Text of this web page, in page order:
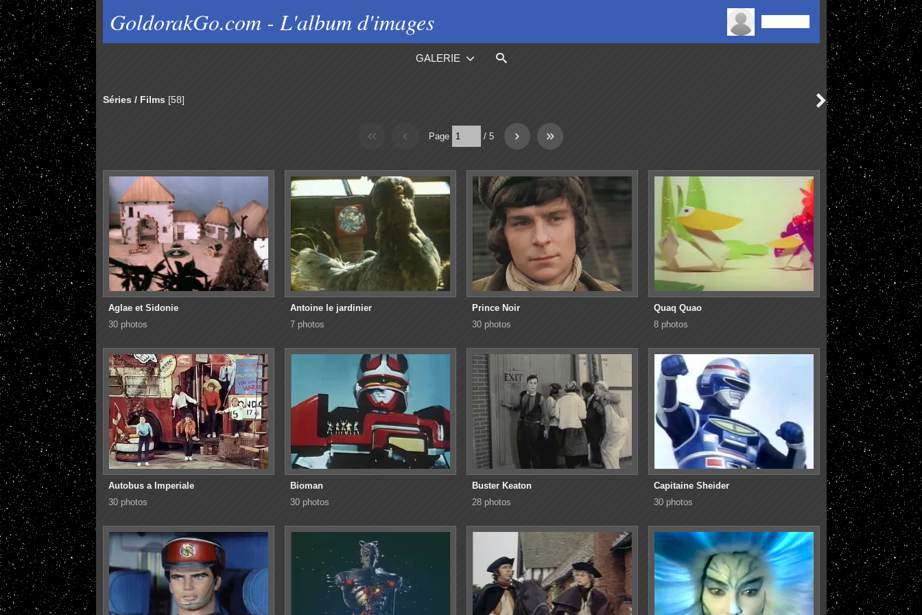
GoldorakGo.com - L'album d'images
GALERIE
Séries / Films [58] 
Page / 5
Aglae et Sidonie
30 photos
Antoine le jardinier
7 photos
Prince Noir
30 photos
Quaq Quao
8 photos
Autobus a Imperiale
30 photos
Bioman
30 photos
Buster Keaton
28 photos
Capitaine Sheider
30 photos